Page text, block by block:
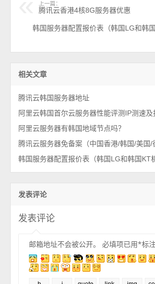
上一篇：
腾讯云香港4核8G服务器优惠
韩国服务器配置报价表（韩国LG和韩国
相关文章
腾讯云韩国服务器地址
阿里云韩国首尔云服务器性能评测IP测速及
阿里云服务器有韩国地域节点吗？
韩国服务器配置报价表（韩国LG和韩国KT
发表评论
发表评论
邮箱地址不会被公开。 必填项已用*标注